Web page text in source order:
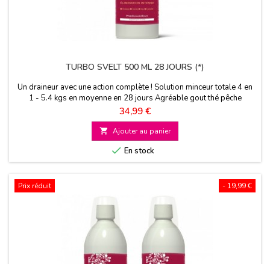
TURBO SVELT 500 ML 28 JOURS (*)
Un draineur avec une action complète ! Solution minceur totale 4 en
1 - 5.4 kgs en moyenne en 28 jours Agréable gout thé pêche
Prix
34,99 €
 Ajouter au panier
 En stock
- 19,99 €
Prix réduit